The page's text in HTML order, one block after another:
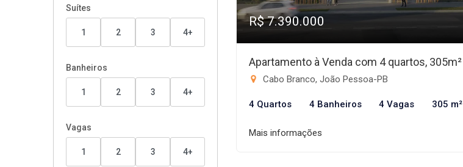
Suítes
1 2 3 4+
Banheiros
1 2 3 4+
Vagas
1 2 3 4+
R$ 7.390.000
Apartamento à Venda com 4 quartos, 305m²
Cabo Branco, João Pessoa-PB
4 Quartos 4 Banheiros 4 Vagas 305 m²
Mais informações